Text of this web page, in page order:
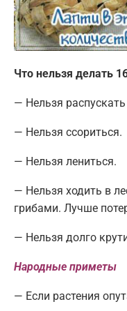
Что нельзя делать
— Нельзя распускать
— Нельзя ссориться.
— Нельзя лениться.
— Нельзя ходить в
грибами. Лучше
— Нельзя долго
Народные приметы
— Если растения